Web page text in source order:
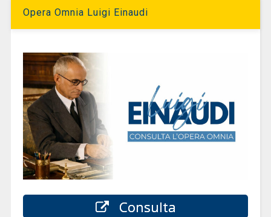
Opera Omnia Luigi Einaudi
Consulta